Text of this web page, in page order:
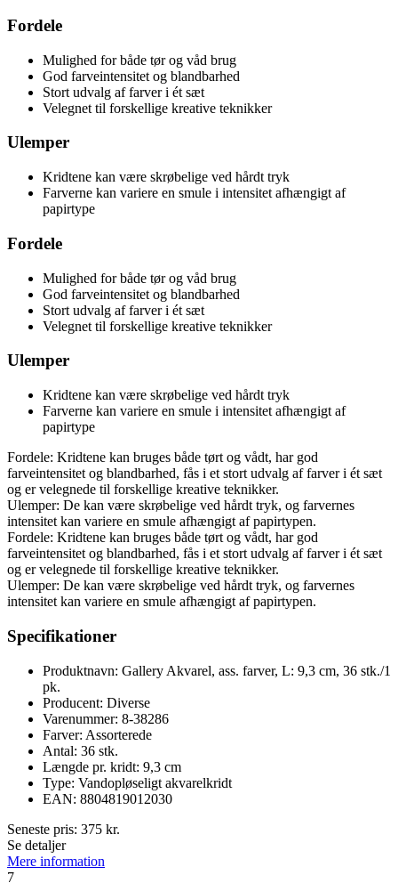
Fordele
Mulighed for både tør og våd brug
God farveintensitet og blandbarhed
Stort udvalg af farver i ét sæt
Velegnet til forskellige kreative teknikker
Ulemper
Kridtene kan være skrøbelige ved hårdt tryk
Farverne kan variere en smule i intensitet afhængigt af
papirtype
Fordele
Mulighed for både tør og våd brug
God farveintensitet og blandbarhed
Stort udvalg af farver i ét sæt
Velegnet til forskellige kreative teknikker
Ulemper
Kridtene kan være skrøbelige ved hårdt tryk
Farverne kan variere en smule i intensitet afhængigt af
papirtype
Fordele: Kridtene kan bruges både tørt og vådt, har god
farveintensitet og blandbarhed, fås i et stort udvalg af farver i ét sæt
og er velegnede til forskellige kreative teknikker.
Ulemper: De kan være skrøbelige ved hårdt tryk, og farvernes
intensitet kan variere en smule afhængigt af papirtypen.
Fordele: Kridtene kan bruges både tørt og vådt, har god
farveintensitet og blandbarhed, fås i et stort udvalg af farver i ét sæt
og er velegnede til forskellige kreative teknikker.
Ulemper: De kan være skrøbelige ved hårdt tryk, og farvernes
intensitet kan variere en smule afhængigt af papirtypen.
Specifikationer
Produktnavn: Gallery Akvarel, ass. farver, L: 9,3 cm, 36 stk./1
pk.
Producent: Diverse
Varenummer: 8-38286
Farver: Assorterede
Antal: 36 stk.
Længde pr. kridt: 9,3 cm
Type: Vandopløseligt akvarelkridt
EAN: 8804819012030
Seneste pris: 375 kr.
Se detaljer
Mere information
7